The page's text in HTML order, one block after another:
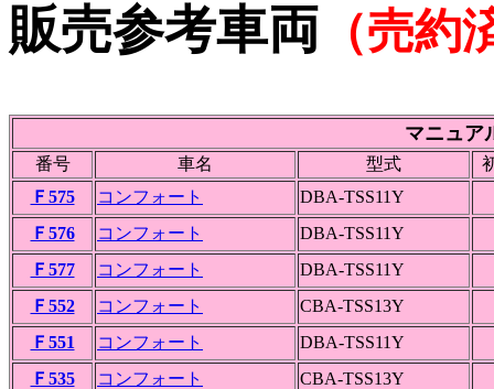
販売参考車両 （売約
マニュア
番号 車名 型式
Ｆ575
コンフォート
DBA-TSS11Y
Ｆ576
コンフォート
DBA-TSS11Y
Ｆ577
コンフォート
DBA-TSS11Y
Ｆ552
コンフォート
CBA-TSS13Y
Ｆ551
コンフォート
DBA-TSS11Y
Ｆ535
コンフォート
CBA-TSS13Y